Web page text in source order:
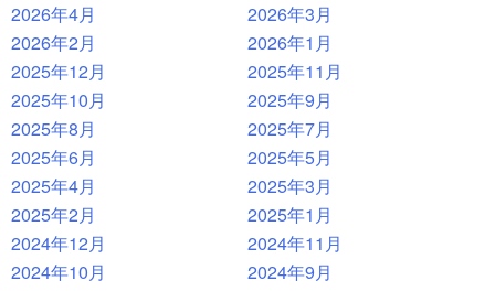
2026年4月
2026年3月
2026年2月
2026年1月
2025年12月
2025年11月
2025年10月
2025年9月
2025年8月
2025年7月
2025年6月
2025年5月
2025年4月
2025年3月
2025年2月
2025年1月
2024年12月
2024年11月
2024年10月
2024年9月